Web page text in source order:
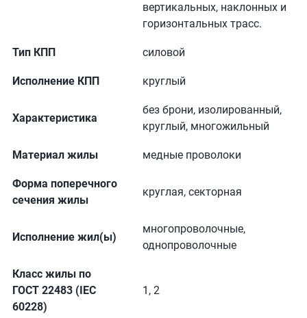
вертикальных, наклонных и
горизонтальных трасс.
Тип КПП силовой
Исполнение КПП круглый
Характеристика
без брони, изолированный,
круглый, многожильный
Материал жилы медные проволоки
Форма поперечного
сечения жилы
круглая, секторная
Исполнение жил(ы)
многопроволочные,
однопроволочные
Класс жилы по
ГОСТ 22483 (IEC
60228)
1, 2